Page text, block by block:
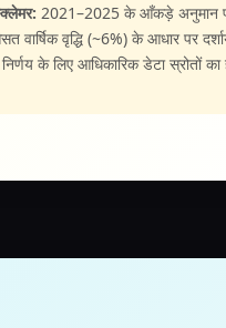
2021–2025 के आँकड़े अनुमान
वार्षिक वृद्धि (~6%) के आधार पर
के लिए आधिकारिक डेटा स्रोतों